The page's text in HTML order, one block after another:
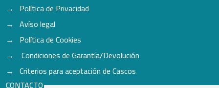
Política de Privacidad
Avíso legal
Política de Cookies
Condiciones de Garantía/Devolución
Criterios para aceptación de Cascos
CONTACTO